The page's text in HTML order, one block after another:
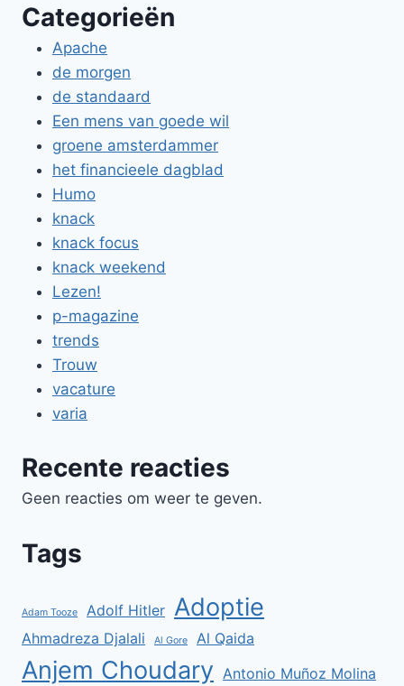
Categorieën
Apache
de morgen
de standaard
Een mens van goede wil
groene amsterdammer
het financieele dagblad
Humo
knack
knack focus
knack weekend
Lezen!
p-magazine
trends
Trouw
vacature
varia
Recente reacties
Geen reacties om weer te geven.
Tags
Adam Tooze Adolf Hitler Adoptie
Ahmadreza Djalali Al Gore Al Qaida
Anjem Choudary Antonio Muñoz Molina